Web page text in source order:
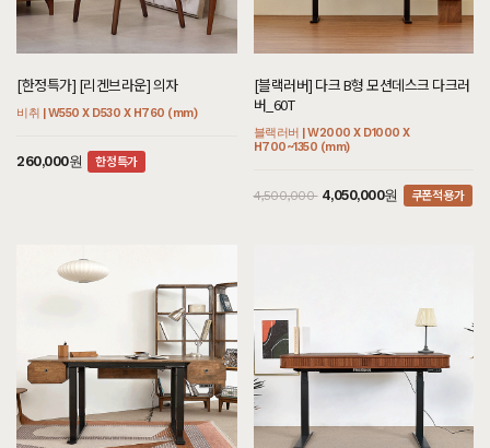
[하모니] BC형 호텔침대 SS/Q/K/SK/E
K/LK/CSK/CK/CDK/CLK
[아델] CT형 호텔침대/협탁 세트 Q/K/S
K/EK/LK/CSK/CK/CDK/CLK
아까시 | W2600 X D2170 X H1200 (mm)
[크림슨] E형 블랙철재장식장
멀바우 | W800 X D400 X H1280 (mm)
2,550,000 2,295,000원
[블랙러버] 다크 DS형 거실장 다크러버
블랙러버 | W2000 X D400 X H440 (mm)
[헤리티지월넛] L형 원형식탁/테이블 세
트
[오크] 끌레르 식탁/테이블 세트
오크 | W2100 X D900 X H750 (mm)
[한정특가] [리겐브라운] 의자
비취 | W550 X D530 X H760 (mm)
260,000원 한정특가
[블랙러버] 다크 B형 모션데스크 다크러
버_60T
블랙러버 | W2000 X D1000 X
H700~1350 (mm)
4,500,000 4,050,000원 쿠폰적용가